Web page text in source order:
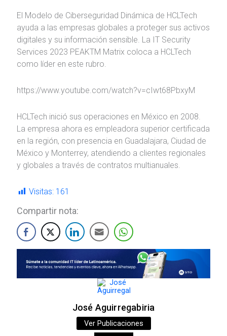
El Modelo de Ciberseguridad Dinámica de HCLTech
ayuda a las empresas globales a proteger sus activos
digitales y su información sensible. La IT Security
Services 2023 PEAKTM Matrix coloca a HCLTech
como líder en este rubro.
https://www.youtube.com/watch?v=cIwt68PbxyM
HCLTech inició sus operaciones en México en 2008.
La empresa ahora es empleadora superior certificada
en la región, con presencia en Guadalajara, Ciudad de
México y Monterrey, atendiendo a clientes regionales
y globales a través de contratos multianuales.
Visitas: 161
Compartir nota:
José Aguirregabiria
Ver Publicaciones